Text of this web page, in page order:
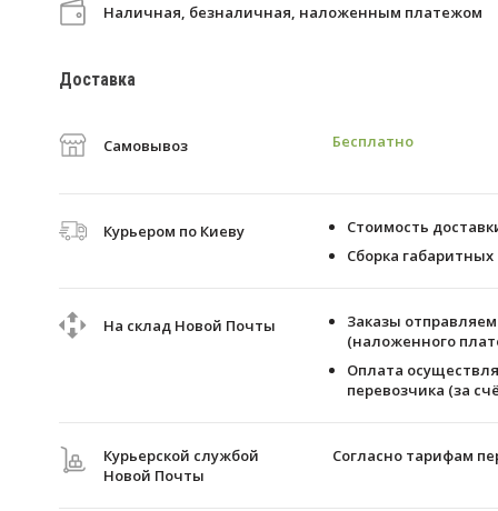
Наличная, безналичная, наложенным платежом
Доставка
Самовывоз Бесплатно
Курьером по Киеву
Стоимость
Сборка
На склад Новой Почты
Заказы
(наложенного
Оплата
перевозчика (за
Курьерской службой
Новой Почты
Согласно тарифам